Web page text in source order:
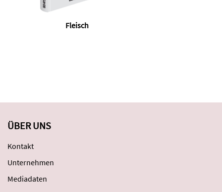
Fleisch
ÜBER UNS
Kontakt
Unternehmen
Mediadaten